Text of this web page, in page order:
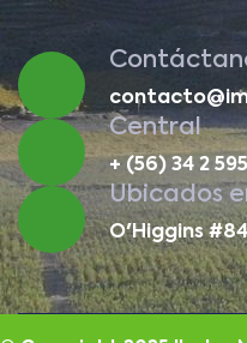
Central
+ (56) 34 2
Ubicados
O'Higgins